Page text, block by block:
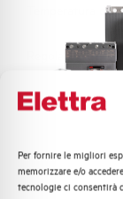
Per fornire le migliori
memorizzare e/o
tecnologie ci consentirà
Temperatura di
Regolazione
Norma
Quali